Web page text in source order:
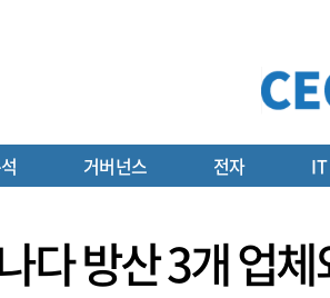
거버넌스 전자 IT
다 방산 3개 업체